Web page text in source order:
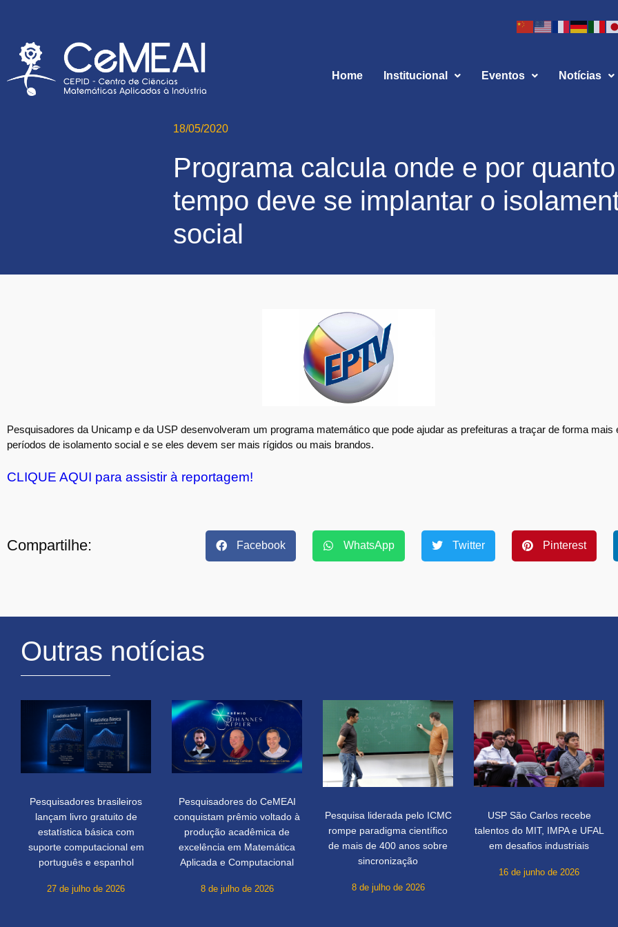
Home Institucional Eventos Notícias
18/05/2020
Programa calcula onde e por quanto
tempo deve se implantar o
social
Pesquisadores da Unicamp e da USP desenvolveram um programa matemático que pode ajudar as prefeituras a traçar de forma mais
períodos de isolamento social e se eles devem ser mais rígidos ou mais brandos.
CLIQUE AQUI para assistir à reportagem!
Compartilhe: Facebook WhatsApp Twitter Pinterest
Outras notícias
Pesquisadores brasileiros
lançam livro gratuito de
estatística básica com
suporte computacional em
português e espanhol
27 de julho de 2026
Pesquisadores do CeMEAI
conquistam prêmio voltado à
produção acadêmica de
excelência em Matemática
Aplicada e Computacional
8 de julho de 2026
Pesquisa liderada pelo ICMC
rompe paradigma científico
de mais de 400 anos sobre
sincronização
8 de julho de 2026
USP São Carlos recebe
talentos do MIT, IMPA e UFAL
em desafios industriais
16 de junho de 2026